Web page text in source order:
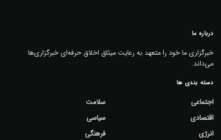
درباره ما
خبرگزاری ما خود را متعهد به رعایت میثاق اخلاق حرفه‌ای خبرگزاری‌ها
می‌داند.
دسته بندی ها
اجتماعی
اقتصادی
انرژی
سلامت
سیاسی
فرهنگی